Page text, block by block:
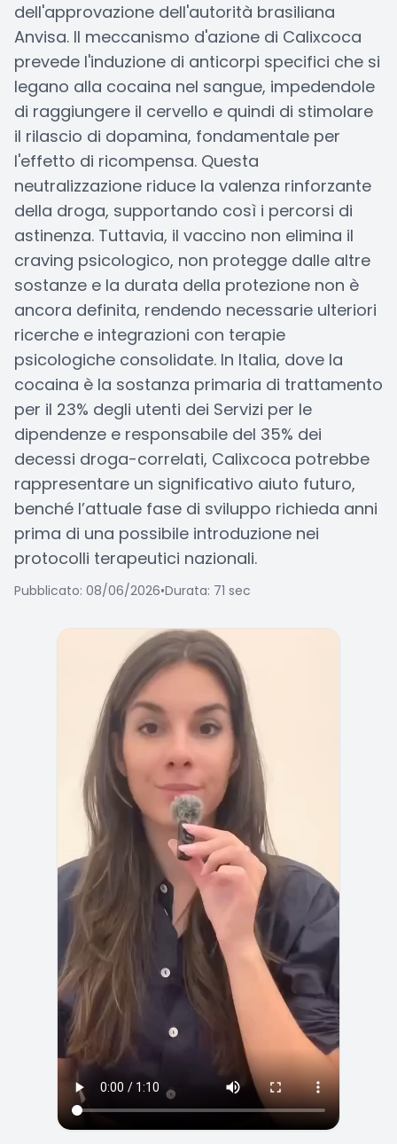
dell'approvazione dell'autorità brasiliana
Anvisa. Il meccanismo d'azione di Calixcoca
prevede l'induzione di anticorpi specifici che si
legano alla cocaina nel sangue, impedendole
di raggiungere il cervello e quindi di stimolare
il rilascio di dopamina, fondamentale per
l'effetto di ricompensa. Questa
neutralizzazione riduce la valenza rinforzante
della droga, supportando così i percorsi di
astinenza. Tuttavia, il vaccino non elimina il
craving psicologico, non protegge dalle altre
sostanze e la durata della protezione non è
ancora definita, rendendo necessarie ulteriori
ricerche e integrazioni con terapie
psicologiche consolidate. In Italia, dove la
cocaina è la sostanza primaria di trattamento
per il 23% degli utenti dei Servizi per le
dipendenze e responsabile del 35% dei
decessi droga-correlati, Calixcoca potrebbe
rappresentare un significativo aiuto futuro,
benché l’attuale fase di sviluppo richieda anni
prima di una possibile introduzione nei
protocolli terapeutici nazionali.
Pubblicato: 08/06/2026•Durata: 71 sec